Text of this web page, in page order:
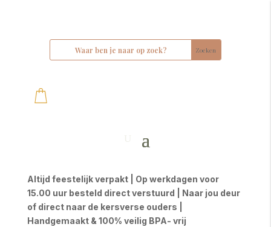
Altijd feestelijk verpakt | Op werkdagen voor
15.00 uur besteld direct verstuurd | Naar jou deur
of direct naar de kersverse ouders |
Handgemaakt & 100% veilig BPA- vrij